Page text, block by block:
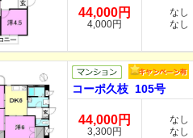
44,000円
4,000円
なし
なし
コーポ久枝 105号
44,000円
3,300円
なし
なし